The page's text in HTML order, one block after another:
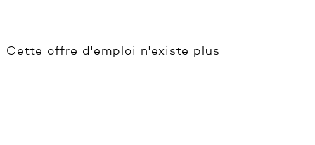
Cette offre d'emploi n'existe plus